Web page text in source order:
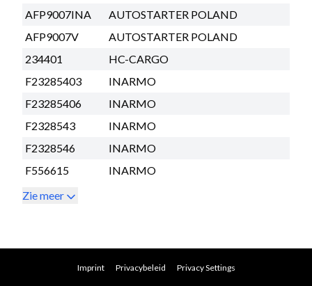
AFP9007INA
AUTOSTARTER POLAND
AFP9007V
AUTOSTARTER POLAND
234401
HC-CARGO
F23285403
INARMO
F23285406
INARMO
F2328543
INARMO
F2328546
INARMO
F556615
INARMO
Zie meer
Imprint Privacybeleid Privacy Settings